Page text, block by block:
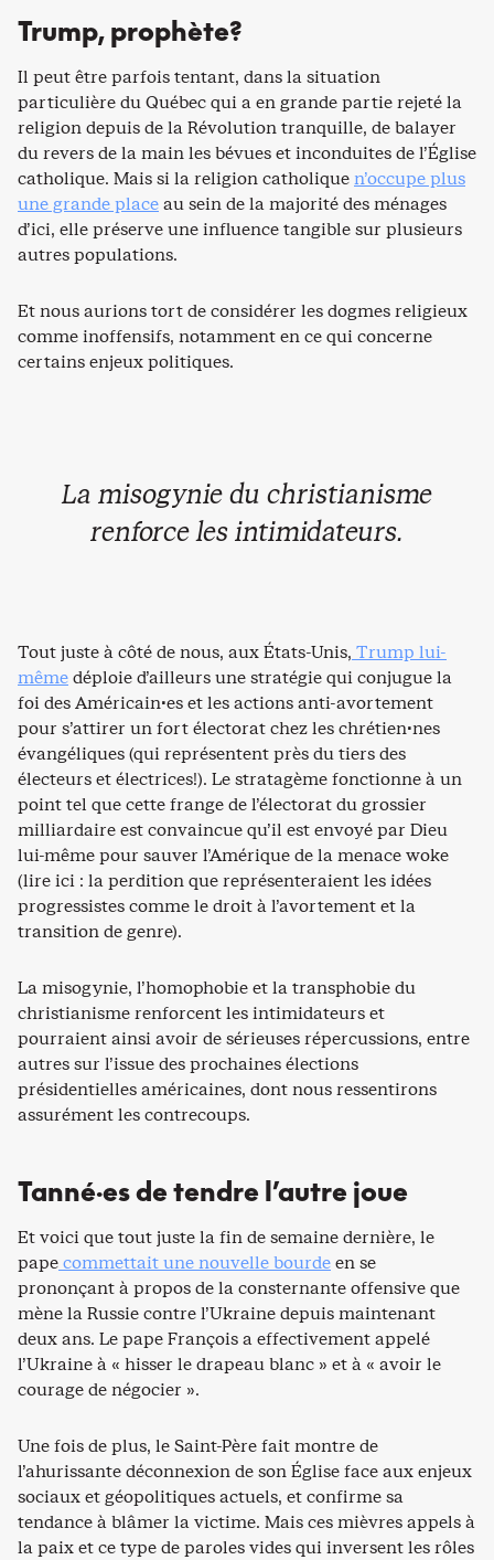
Trump, prophète?
Il peut être parfois tentant, dans la situation
particulière du Québec qui a en grande partie rejeté la
religion depuis de la Révolution tranquille, de balayer
du revers de la main les bévues et inconduites de l’Église
catholique. Mais si la religion catholiquen’occupe plus
une grande placeau sein de la majorité des ménages
d’ici, elle préserve une influence tangible sur plusieurs
autres populations.
Et nous aurions tort de considérer les dogmes religieux
comme inoffensifs, notamment en ce qui concerne
certains enjeux politiques.
La misogynie du christianisme
renforce les intimidateurs.
Tout juste à côté de nous, aux États-Unis, Trump lui-
mêmedéploie d’ailleurs une stratégie qui conjugue la
foi des Américain·es et les actions anti-avortement
pour s’attirer un fort électorat chez les chrétien·nes
évangéliques (qui représentent près du tiers des
électeurs et électrices!). Le stratagème fonctionne à un
point tel que cette frange de l’électorat du grossier
milliardaire est convaincue qu’il est envoyé par Dieu
lui-même pour sauver l’Amérique de la menace woke
(lire ici : la perdition que représenteraient les idées
progressistes comme le droit à l’avortement et la
transition de genre).
La misogynie, l’homophobie et la transphobie du
christianisme renforcent les intimidateurs et
pourraient ainsi avoir de sérieuses répercussions, entre
autres sur l’issue des prochaines élections
présidentielles américaines, dont nous ressentirons
assurément les contrecoups.
Tanné·es de tendre l’autre joue
Et voici que tout juste la fin de semaine dernière, le
papecommettait une nouvelle bourdeen se
prononçant à propos de la consternante offensive que
mène la Russie contre l’Ukraine depuis maintenant
deux ans. Le pape François a effectivement appelé
l’Ukraine à « hisser le drapeau blanc » et à « avoir le
courage de négocier ».
Une fois de plus, le Saint-Père fait montre de
l’ahurissante déconnexion de son Église face aux enjeux
sociaux et géopolitiques actuels, et confirme sa
tendance à blâmer la victime. Mais ces mièvres appels à
la paix et ce type de paroles vides qui inversent les rôles